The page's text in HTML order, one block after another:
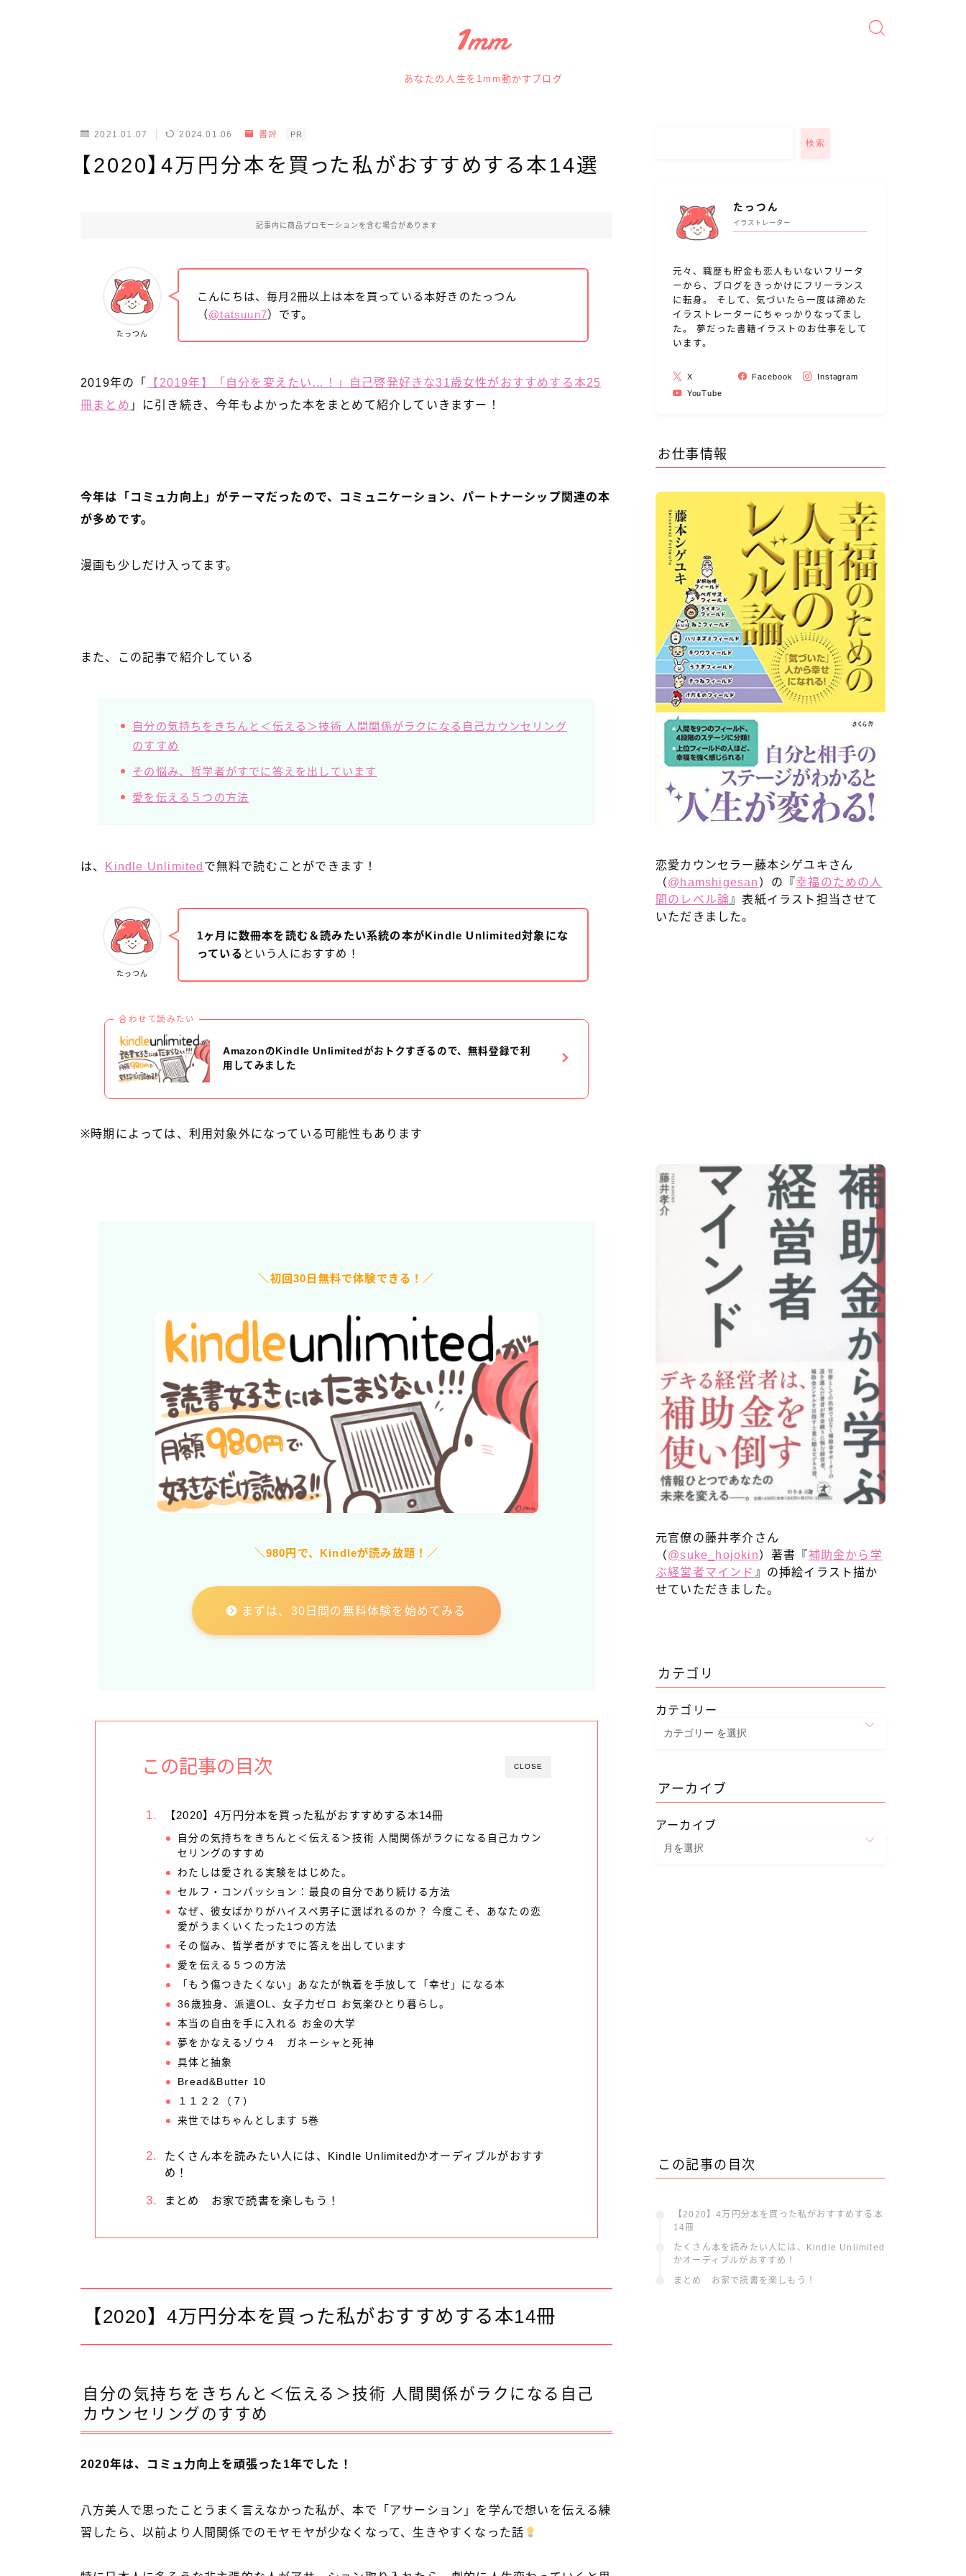
あなたの人生を1mm動かすブログ
2021.01.07 2024.01.06 書評 PR
【2020】4万円分本を買った私がおすすめする本14選
記事内に商品プロモーションを含む場合があります
たっつん
こんにちは、毎月2冊以上は本を買っている本好きのたっつん
（@tatsuun7）です。
2019年の「
【2019年】「自分を変えたい…！」自己啓発好きな31歳女性がおすすめする本25
冊まとめ 」に引き続き、今年もよかった本をまとめて紹介していきますー！
今年は「コミュ力向上」がテーマだったので、コミュニケーション、パートナーシップ関連の本
が多めです。
漫画も少しだけ入ってます。
また、この記事で紹介している
自分の気持ちをきちんと＜伝える＞技術 人間関係がラクになる自己カウンセリング
のすすめ
その悩み、哲学者がすでに答えを出しています
愛を伝える５つの方法
は、 Kindle Unlimited で無料で読むことができます！
たっつん
1ヶ月に数冊本を読む＆読みたい系統の本がKindle Unlimited対象にな
っている という人におすすめ！
合わせて読みたい
AmazonのKindle Unlimitedがおトクすぎるので、無料登録で利
用してみました
※時期によっては、利用対象外になっている可能性もあります
＼初回30日無料で体験できる！／
＼980円で、Kindleが読み放題！／
まずは、30日間の無料体験を始めてみる
CLOSE
この記事の目次
【2020】4万円分本を買った私がおすすめする本14冊
自分の気持ちをきちんと＜伝える＞技術 人間関係がラクになる自己カウン
セリングのすすめ
わたしは愛される実験をはじめた。
セルフ・コンパッション：最良の自分であり続ける方法
なぜ、彼女ばかりがハイスペ男子に選ばれるのか？ 今度こそ、あなたの恋
愛がうまくいくたった1つの方法
その悩み、哲学者がすでに答えを出しています
愛を伝える５つの方法
「もう傷つきたくない」あなたが執着を手放して「幸せ」になる本
36歳独身、派遣OL、女子力ゼロ お気楽ひとり暮らし。
本当の自由を手に入れる お金の大学
夢をかなえるゾウ４ ガネーシャと死神
具体と抽象
Bread&Butter 10
１１２２（７）
来世ではちゃんとします 5巻
たくさん本を読みたい人には、Kindle Unlimitedかオーディブルがおすす
め！
まとめ お家で読書を楽しもう！
【2020】4万円分本を買った私がおすすめする本14冊
自分の気持ちをきちんと＜伝える＞技術 人間関係がラクになる自己
カウンセリングのすすめ
2020年は、コミュ力向上を頑張った1年でした！
八方美人で思ったことうまく言えなかった私が、本で「アサーション」を学んで想いを伝える練
習したら、以前より人間関係でのモヤモヤが少なくなって、生きやすくなった話
検索
たっつん
イラストレーター
元々、職歴も貯金も恋人もいないフリータ
ーから、ブログをきっかけにフリーランス
に転身。 そして、気づいたら一度は諦めた
イラストレーターにちゃっかりなってまし
た。 夢だった書籍イラストのお仕事をして
います。
X Facebook
Instagram
YouTube
お仕事情報
恋愛カウンセラー藤本シゲユキさん
（@hamshigesan ）の『幸福のための人
間のレベル論 』表紙イラスト担当させて
いただきました。
元官僚の藤井孝介さん
（@suke_hojokin）著書『補助金から学
ぶ経営者マインド 』の挿絵イラスト描か
せていただきました。
カテゴリ
カテゴリー
アーカイブ
アーカイブ
この記事の目次
【2020】4万円分本を買った私がおすすめする本
14冊
たくさん本を読みたい人には、Kindle Unlimited
かオーディブルがおすすめ！
まとめ お家で読書を楽しもう！